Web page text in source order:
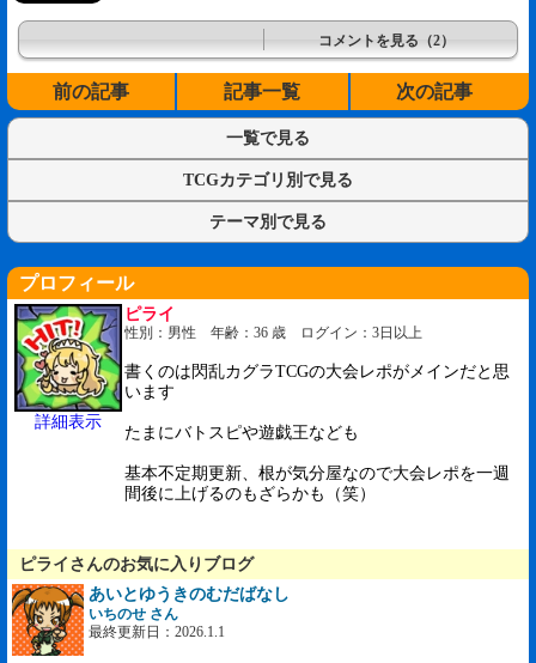
コメントを見る（2）
前の記事 記事一覧 次の記事
一覧で見る
TCGカテゴリ別で見る
テーマ別で見る
プロフィール
詳細表示
ピライ
性別：男性 年齢：36 歳 ログイン：3日以上
書くのは閃乱カグラTCGの大会レポがメインだと思
います
たまにバトスピや遊戯王なども
基本不定期更新、根が気分屋なので大会レポを一週
間後に上げるのもざらかも（笑）
ピライさんのお気に入りブログ
あいとゆうきのむだばなし
いちのせ さん
最終更新日：2026.1.1